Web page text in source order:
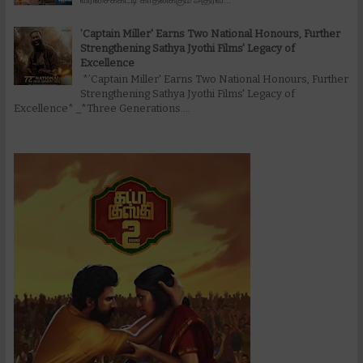
’Captain Miller' Earns Two National Honours, Further
Strengthening Sathya Jyothi Films' Legacy of
Excellence
*’Captain Miller' Earns Two National Honours, Further
Strengthening Sathya Jyothi Films' Legacy of
Excellence* _*Three Generations....